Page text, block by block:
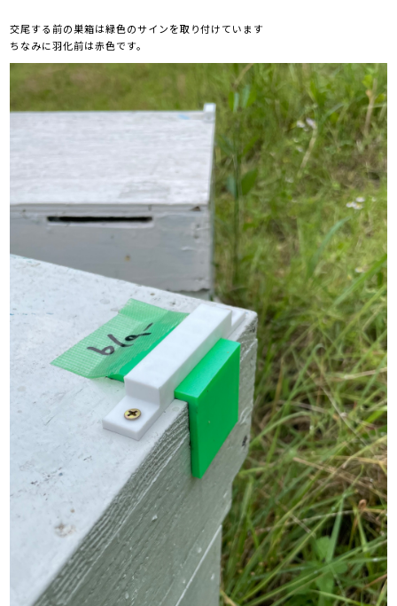
交尾する前の巣箱は緑色のサインを取り付けています
ちなみに羽化前は赤色です。